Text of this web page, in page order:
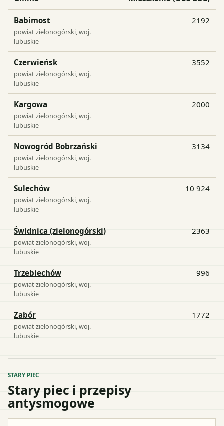
Babimost
powiatzielonogórski , woj.
lubuskie
2192
Czerwieńsk
powiatzielonogórski , woj.
lubuskie
3552
Kargowa
powiatzielonogórski , woj.
lubuskie
2000
Nowogród Bobrzański
powiatzielonogórski , woj.
lubuskie
3134
Sulechów
powiatzielonogórski , woj.
lubuskie
10 924
Świdnica (zielonogórski)
powiatzielonogórski , woj.
lubuskie
2363
Trzebiechów
powiatzielonogórski , woj.
lubuskie
996
Zabór
powiatzielonogórski , woj.
lubuskie
1772
STARY PIEC
Stary piec i przepisy
antysmogowe